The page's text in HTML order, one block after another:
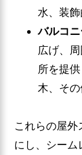
水、装
バルコ
広げ、
所を提
木、そ
これらの屋
にし、シーム